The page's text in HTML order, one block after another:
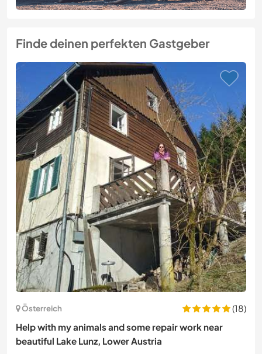
Finde deinen perfekten Gastgeber
Österreich
(18)
Help with my animals and some repair work near
beautiful Lake Lunz, Lower Austria